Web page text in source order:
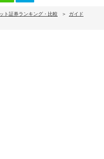
ト証券ランキング・比較
ガイド